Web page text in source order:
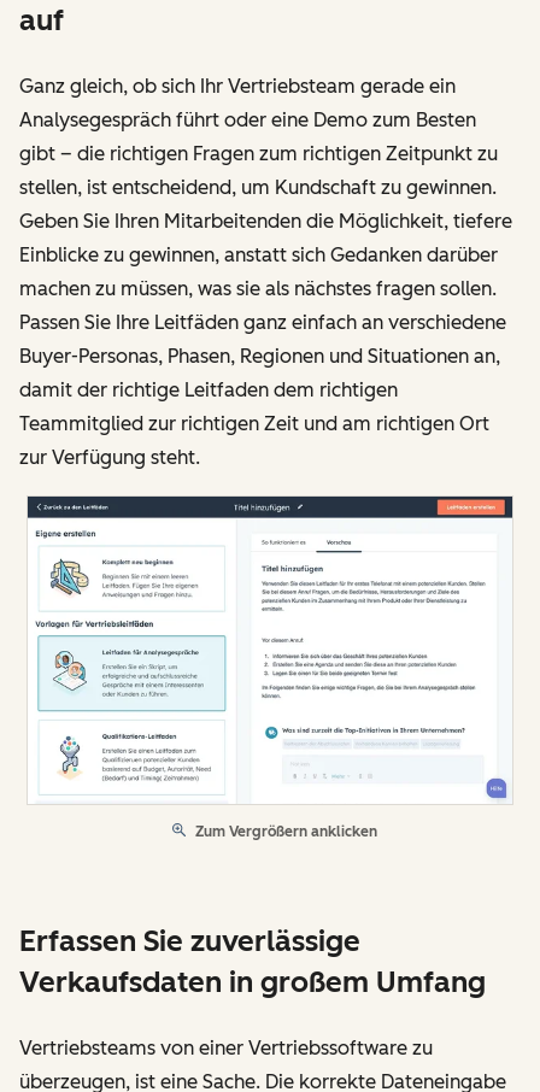
auf
Ganz gleich, ob sich Ihr Vertriebsteam gerade ein
Analysegespräch führt oder eine Demo zum Besten
gibt – die richtigen Fragen zum richtigen Zeitpunkt zu
stellen, ist entscheidend, um Kundschaft zu gewinnen.
Geben Sie Ihren Mitarbeitenden die Möglichkeit, tiefere
Einblicke zu gewinnen, anstatt sich Gedanken darüber
machen zu müssen, was sie als nächstes fragen sollen.
Passen Sie Ihre Leitfäden ganz einfach an verschiedene
Buyer-Personas, Phasen, Regionen und Situationen an,
damit der richtige Leitfaden dem richtigen
Teammitglied zur richtigen Zeit und am richtigen Ort
zur Verfügung steht.
Zum Vergrößern anklicken
Erfassen Sie zuverlässige
Verkaufsdaten in großem Umfang
Vertriebsteams von einer Vertriebssoftware zu
überzeugen, ist eine Sache. Die korrekte Dateneingabe